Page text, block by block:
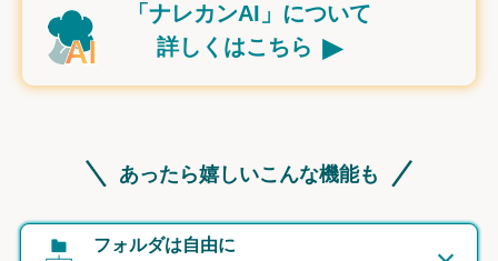
「ナレカンAI」について
詳しくはこちら ▸
あったら嬉しいこんな機能も
フォルダは自由に